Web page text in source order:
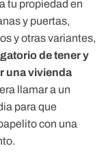
tu propiedad en
y puertas,
y otras variantes,
de tener y
una vivienda
llamar a un
para que
con una